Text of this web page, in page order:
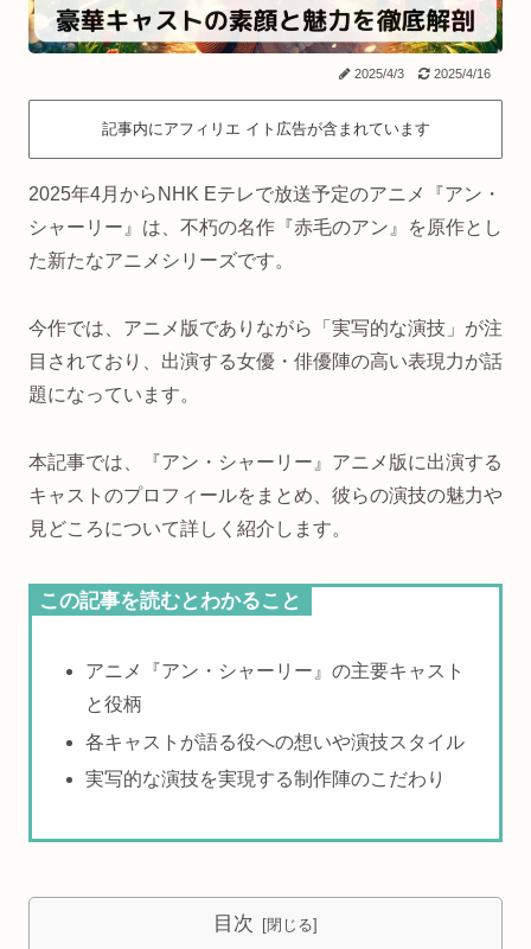
2025/4/3 2025/4/16
記事内にアフィリエ イト広告が含まれています
2025年4月からNHK Eテレで放送予定のアニメ『アン・
シャーリー』は、不朽の名作『赤毛のアン』を原作とし
た新たなアニメシリーズです。
今作では、アニメ版でありながら「実写的な演技」が注
目されており、出演する女優・俳優陣の高い表現力が話
題になっています。
本記事では、『アン・シャーリー』アニメ版に出演する
キャストのプロフィールをまとめ、彼らの演技の魅力や
見どころについて詳しく紹介します。
この記事を読むとわかること
アニメ『アン・シャーリー』の主要キャスト
と役柄
各キャストが語る役への想いや演技スタイル
実写的な演技を実現する制作陣のこだわり
目次